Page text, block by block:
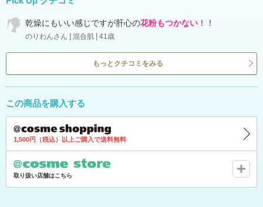
乾燥にもいい感じですが肝心の花粉もつかない ！！
のりわんさん 混合肌 41歳
もっとクチコミをみる
この商品を購入する
1,500円（税込）以上ご購入で送料無料
取り扱い店舗はこちら